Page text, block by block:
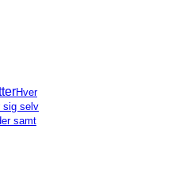
Hver
sig selv
samt